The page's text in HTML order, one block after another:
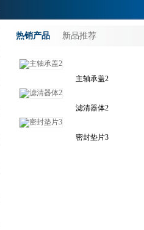
热销产品 新品推荐
主轴承盖2
滤清器体2
密封垫片3